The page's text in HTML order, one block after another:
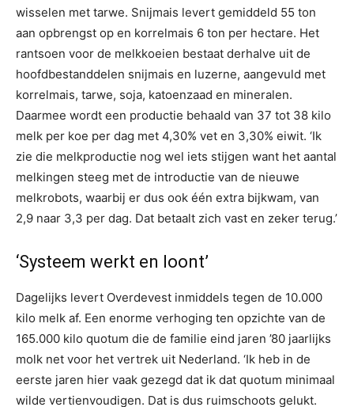
wisselen met tarwe. Snijmais levert gemiddeld 55 ton
aan opbrengst op en korrelmais 6 ton per hectare. Het
rantsoen voor de melkkoeien bestaat derhalve uit de
hoofdbestanddelen snijmais en luzerne, aangevuld met
korrelmais, tarwe, soja, katoenzaad en mineralen.
Daarmee wordt een productie behaald van 37 tot 38 kilo
melk per koe per dag met 4,30% vet en 3,30% eiwit. ‘Ik
zie die melkproductie nog wel iets stijgen want het aantal
melkingen steeg met de introductie van de nieuwe
melkrobots, waarbij er dus ook één extra bijkwam, van
2,9 naar 3,3 per dag. Dat betaalt zich vast en zeker terug.’
‘Systeem werkt en loont’
Dagelijks levert Overdevest inmiddels tegen de 10.000
kilo melk af. Een enorme verhoging ten opzichte van de
165.000 kilo quotum die de familie eind jaren ’80 jaarlijks
molk net voor het vertrek uit Nederland. ‘Ik heb in de
eerste jaren hier vaak gezegd dat ik dat quotum minimaal
wilde vertienvoudigen. Dat is dus ruimschoots gelukt.